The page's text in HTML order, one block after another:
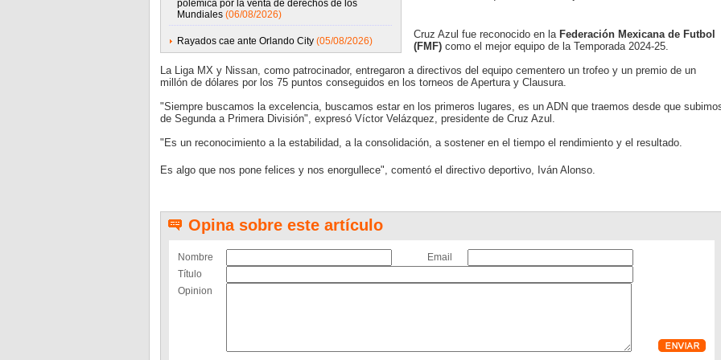
polémica por la venta de derechos de los
Mundiales (06/08/2026)
Rayados cae ante Orlando City (05/08/2026)
Cruz Azul fue reconocido en la Federación Mexicana de Futbol
(FMF) como el mejor equipo de la Temporada 2024-25.
La Liga MX y Nissan, como patrocinador, entregaron a directivos del equipo cementero un trofeo y un premio de un
millón de dólares por los 75 puntos conseguidos en los torneos de Apertura y Clausura.
"Siempre buscamos la excelencia, buscamos estar en los primeros lugares, es un ADN que traemos desde que
de Segunda a Primera División", expresó Víctor Velázquez, presidente de Cruz Azul.
"Es un reconocimiento a la estabilidad, a la consolidación, a sostener en el tiempo el rendimiento y el resultado.
Es algo que nos pone felices y nos enorgullece", comentó el directivo deportivo, Iván Alonso.
Opina sobre este artículo
Nombre
Email
Título
Opinion